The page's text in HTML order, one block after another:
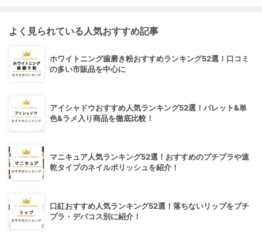
よく見られている人気おすすめ記事
ホワイトニング歯磨き粉おすすめランキング52選！口コミ
の多い市販品を中心に
アイシャドウおすすめ人気ランキング52選！パレット&単
色&ラメ入り商品を徹底比較！
マニキュア人気ランキング52選！おすすめのプチプラや速
乾タイプのネイルポリッシュを紹介！
口紅おすすめ人気ランキング52選！落ちないリップをプチ
プラ・デパコス別に紹介！